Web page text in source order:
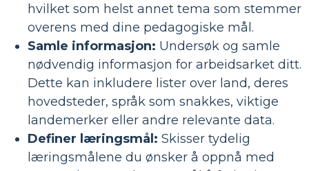
hvilket som helst annet tema som stemmer
overens med dine pedagogiske mål.
Samle informasjon: Undersøk og samle
nødvendig informasjon for arbeidsarket ditt.
Dette kan inkludere lister over land, deres
hovedsteder, språk som snakkes, viktige
landemerker eller andre relevante data.
Definer læringsmål: Skisser tydelig
læringsmålene du ønsker å oppnå med